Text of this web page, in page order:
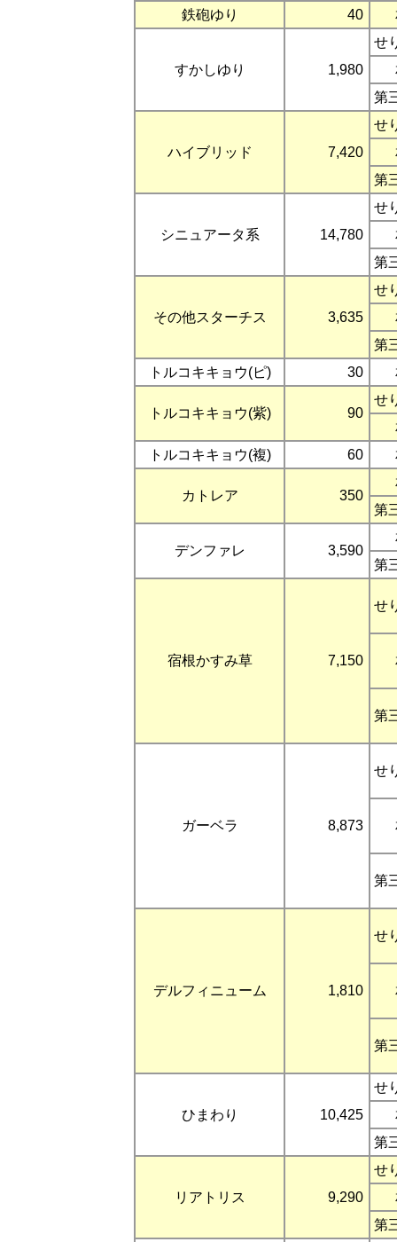
鉄砲ゆり
40
すかしゆり 1,980
せ
第
ハイブリッド 7,420
せ
第
シニュアータ系 14,780
せ
第
その他スターチス 3,635
せ
第
トルコキキョウ(ピ)
30
トルコキキョウ(紫) 90
せ
トルコキキョウ(複)
60
カトレア 350
第
デンファレ 3,590
第
宿根かすみ草 7,150
せ
第
ガーベラ 8,873
せ
第
デルフィニューム 1,810
せ
第
ひまわり 10,425
せ
第
リアトリス 9,290
せ
第